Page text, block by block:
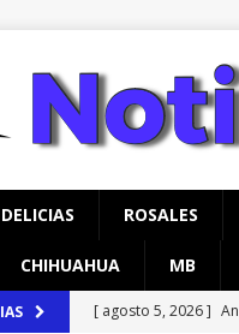
DELICIAS ROSALES
CHIHUAHUA MB
[ agosto 5, 2026 ]